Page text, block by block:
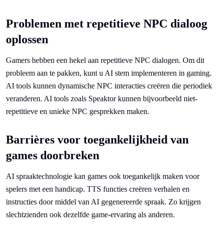
Problemen met repetitieve NPC dialoog
oplossen
Gamers hebben een hekel aan repetitieve NPC dialogen. Om dit
probleem aan te pakken, kunt u AI stem implementeren in gaming.
AI tools kunnen dynamische NPC interacties creëren die periodiek
veranderen. AI tools zoals Speaktor kunnen bijvoorbeeld niet-
repetitieve en unieke NPC gesprekken maken.
Barrières voor toegankelijkheid van
games doorbreken
AI spraaktechnologie kan games ook toegankelijk maken voor
spelers met een handicap. TTS functies creëren verhalen en
instructies door middel van AI gegenereerde spraak. Zo krijgen
slechtzienden ook dezelfde game-ervaring als anderen.